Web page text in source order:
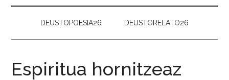
DEUSTOPOESIA26 DEUSTORELATO26
Espiritua hornitzeaz